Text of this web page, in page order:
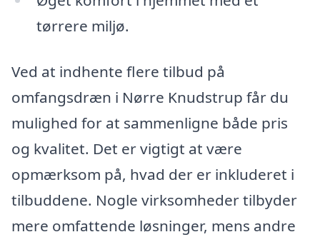
tørrere miljø.
Ved at indhente flere tilbud på
omfangsdræn i Nørre Knudstrup får du
mulighed for at sammenligne både pris
og kvalitet. Det er vigtigt at være
opmærksom på, hvad der er inkluderet i
tilbuddene. Nogle virksomheder tilbyder
mere omfattende løsninger, mens andre